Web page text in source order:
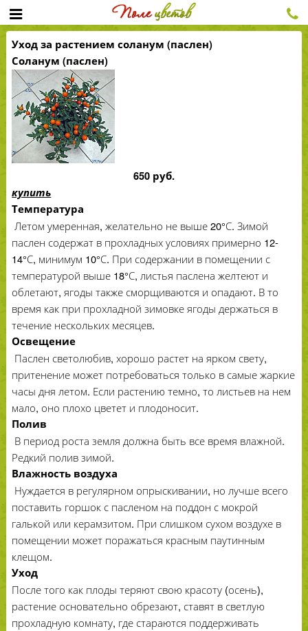
Уход за растением соланум (паслен)
Соланум (паслен)
650 руб.
купить
Температура
Летом умеренная, желательно не выше 20°С. Зимой
паслен содержат в прохладных условиях примерно 12-
14°С, минимум 10°С. При содержании в помещении с
температурой выше 18°С, листья паслена желтеют и
облетают, ягоды также сморщиваются и опадают. В то
время как при прохладной зимовке ягоды держаться в
течение нескольких месяцев.
Освещение
Паслен светолюбив, хорошо растет на ярком свету,
притенение может потребоваться только в самые жаркие
часы дня летом. Если растению темно, то листьев на нем
мало, оно плохо цветет и плодоносит.
Полив
В период роста земля должна быть все время влажной.
Редкий полив зимой.
Влажность воздуха
Нуждается в регулярном опрыскивании, но лучше всего
поставить горшок с пасленом на поддон с мокрой
галькой или керамзитом. При слишком сухом воздухе в
помещении может поражаться красным паутинным
клещом.
Уход
После того как плоды теряют свою красоту (осень),
растение основательно обрезают, ставят в светлую
прохладную комнату, где стараются поддерживать